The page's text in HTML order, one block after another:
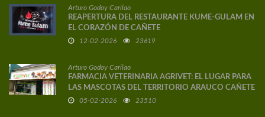
Arturo Godoy Carilao
REAPERTURA DEL RESTAURANTE KUME-GULAM EN
EL CORAZÓN DE CAÑETE
12-02-2026 23619
Arturo Godoy Carilao
FARMACIA VETERINARIA AGRIVET: EL LUGAR PARA
LAS MASCOTAS DEL TERRITORIO ARAUCO CAÑETE
05-02-2026 23510